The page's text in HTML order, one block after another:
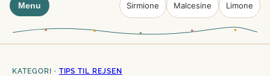
Menu Sirmione Malcesine Limone
KATEGORI · TIPS TIL REJSEN